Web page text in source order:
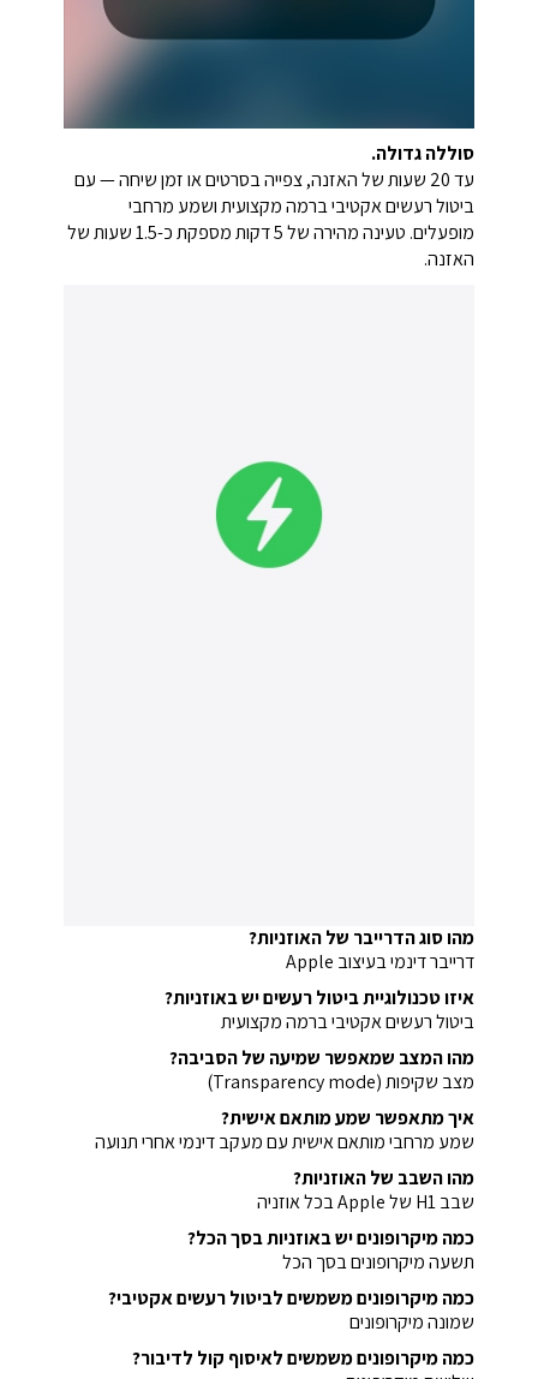
סוללה גדולה.
עד 20 שעות של האזנה, צפייה בסרטים או זמן שיחה — עם
ביטול רעשים אקטיבי ברמה מקצועית ושמע מרחבי
מופעלים. טעינה מהירה של 5 דקות מספקת כ-1.5 שעות של
האזנה.
מהו סוג הדרייבר של האוזניות?
דרייבר דינמי בעיצוב Apple
איזו טכנולוגיית ביטול רעשים יש באוזניות?
ביטול רעשים אקטיבי ברמה מקצועית
מהו המצב שמאפשר שמיעה של הסביבה?
מצב שקיפות (Transparency mode)
איך מתאפשר שמע מותאם אישית?
שמע מרחבי מותאם אישית עם מעקב דינמי אחרי תנועה
מהו השבב של האוזניות?
שבב H1 של Apple בכל אוזניה
כמה מיקרופונים יש באוזניות בסך הכל?
תשעה מיקרופונים בסך הכל
כמה מיקרופונים משמשים לביטול רעשים אקטיבי?
שמונה מיקרופונים
כמה מיקרופונים משמשים לאיסוף קול לדיבור?